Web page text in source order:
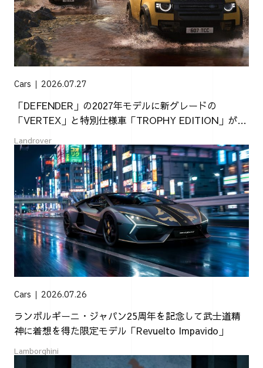
Cars 2026.07.27
「DEFENDER」の2027年モデルに新グレードの
「VERTEX」と特別仕様車「TROPHY EDITION」が登
Landrover
Cars 2026.07.26
ランボルギーニ・ジャパン25周年を記念して武士道精
神に着想を得た限定モデル「Revuelto Impavido」
Lamborghini